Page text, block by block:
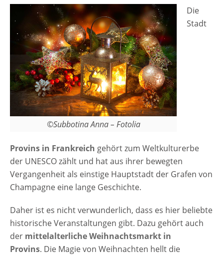
©Subbotina Anna – Fotolia
Die
Stadt
Provins in Frankreich gehört zum Weltkulturerbe
der UNESCO zählt und hat aus ihrer bewegten
Vergangenheit als einstige Hauptstadt der Grafen von
Champagne eine lange Geschichte.
Daher ist es nicht verwunderlich, dass es hier beliebte
historische Veranstaltungen gibt. Dazu gehört auch
der mittelalterliche Weihnachtsmarkt in
Provins. Die Magie von Weihnachten hellt die